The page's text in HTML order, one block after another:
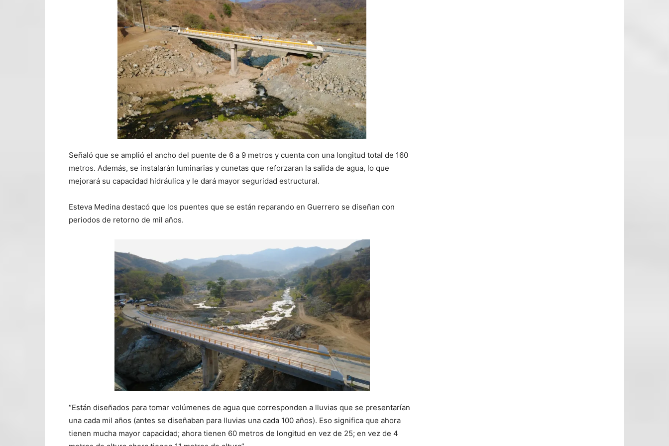
Señaló que se amplió el ancho del puente de 6 a 9 metros y cuenta con una longitud total de 160
metros. Además, se instalarán luminarias y cunetas que reforzaran la salida de agua, lo que
mejorará su capacidad hidráulica y le dará mayor seguridad estructural.
Esteva Medina destacó que los puentes que se están reparando en Guerrero se diseñan con
periodos de retorno de mil años.
“Están diseñados para tomar volúmenes de agua que corresponden a lluvias que se presentarían
una cada mil años (antes se diseñaban para lluvias una cada 100 años). Eso significa que ahora
tienen mucha mayor capacidad; ahora tienen 60 metros de longitud en vez de 25; en vez de 4